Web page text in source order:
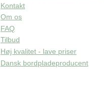
Kontakt
Om os
FAQ
Tilbud
Høj kvalitet - lave priser
Dansk bordpladeproducent